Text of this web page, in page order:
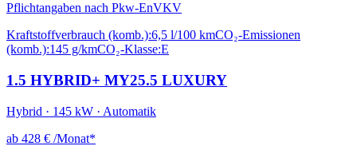
Pflichtangaben nach Pkw-EnVKV
Kraftstoffverbrauch (komb.):6,5 l/100 kmCO₂-Emissionen
(komb.):145 g/kmCO₂-Klasse:E
1.5 HYBRID+ MY25.5 LUXURY
Hybrid · 145 kW · Automatik
ab 428 € /Monat*